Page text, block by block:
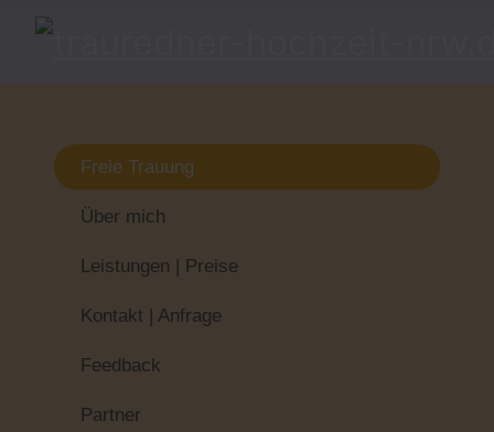
Freie Trauung
Über mich
Leistungen | Preise
Kontakt | Anfrage
Feedback
Partner